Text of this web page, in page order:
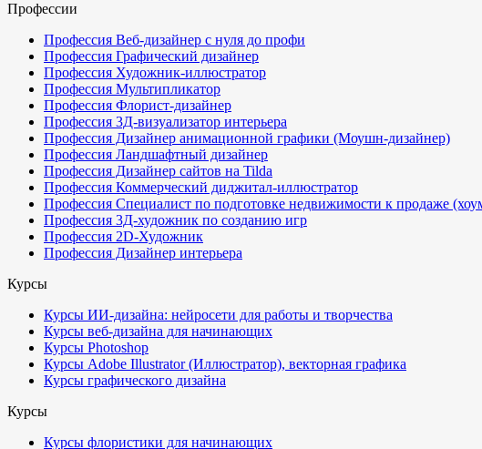
Профессии
Профессия Веб-дизайнер с нуля до профи
Профессия Графический дизайнер
Профессия Художник-иллюстратор
Профессия Мультипликатор
Профессия Флорист-дизайнер
Профессия 3Д-визуализатор интерьера
Профессия Дизайнер анимационной графики (Моушн-дизайнер)
Профессия Ландшафтный дизайнер
Профессия Дизайнер сайтов на Tilda
Профессия Коммерческий диджитал-иллюстратор
Профессия Специалист по подготовке недвижимости к продаже
Профессия 3Д-художник по созданию игр
Профессия 2D-Художник
Профессия Дизайнер интерьера
Курсы
Курсы ИИ-дизайна: нейросети для работы и творчества
Курсы веб-дизайна для начинающих
Курсы Photoshop
Курсы Adobe Illustrator (Иллюстратор), векторная графика
Курсы графического дизайна
Курсы
Курсы флористики для начинающих